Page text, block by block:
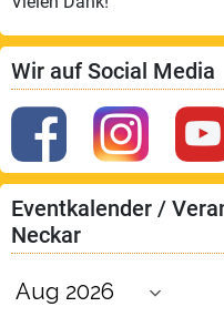
Wir auf Social Media
Eventkalender /
Neckar